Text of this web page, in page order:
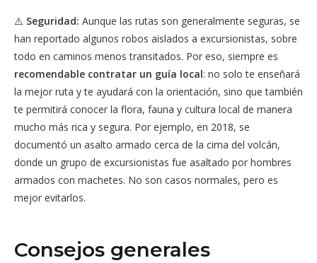
⚠️ Seguridad: Aunque las rutas son generalmente seguras, se
han reportado algunos robos aislados a excursionistas, sobre
todo en caminos menos transitados. Por eso, siempre es
recomendable contratar un guía local: no solo te enseñará
la mejor ruta y te ayudará con la orientación, sino que también
te permitirá conocer la flora, fauna y cultura local de manera
mucho más rica y segura. Por ejemplo, en 2018, se
documentó un asalto armado cerca de la cima del volcán,
donde un grupo de excursionistas fue asaltado por hombres
armados con machetes. No son casos normales, pero es
mejor evitarlos.
Consejos generales